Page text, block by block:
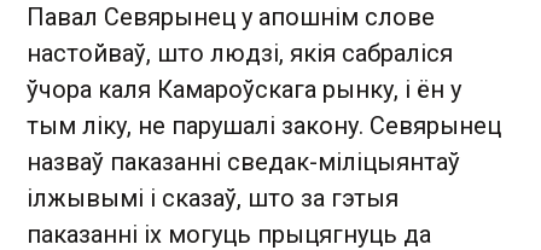
Павал Севярынец у апошнім слове
настойваў, што людзі, якія сабраліся
ўчора каля Камароўскага рынку, і ён у
тым ліку, не парушалі закону. Севярынец
назваў паказанні сведак-міліцыянтаў
ілжывымі і сказаў, што за гэтыя
паказанні іх могуць прыцягнуць да